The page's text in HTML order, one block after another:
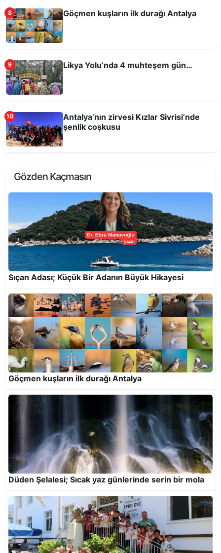
Bayramda Antalya’da Ne Yapmalı?
Antalya Oyuncak Müzesi’nde Azerbaycan
köşesi açıldı
Antalya’nın zirvesi Kızlar Sivrisi’nde şenlik
coşkusu
8 Göçmen kuşların ilk durağı Antalya
9 Likya Yolu’nda 4 muhteşem gün…
10
Antalya’nın zirvesi Kızlar Sivrisi’nde
şenlik coşkusu
Gözden Kaçmasın
Sıçan Adası; Küçük Bir Adanın Büyük Hikayesi
Göçmen kuşların ilk durağı Antalya
Düden Şelalesi; Sıcak yaz günlerinde serin bir mola